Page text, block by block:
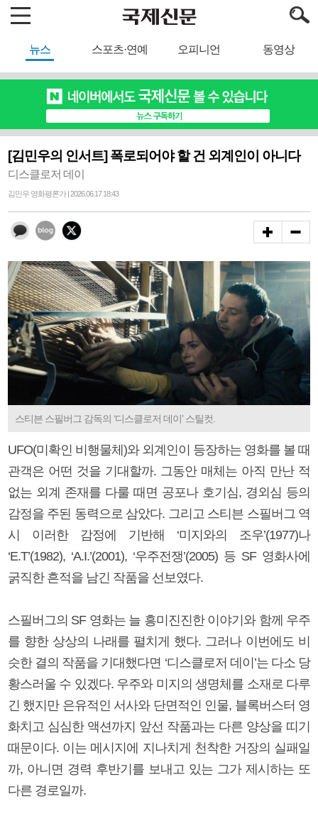
뉴스 스포츠·연예 오피니언 동영상
[김민우의 인서트] 폭로되어야 할 건 외계인이 아니다
디스클로저 데이
김민우 영화평론가 | 2026.06.17 18:43
스티븐 스필버그 감독의 ‘디스클로저 데이’ 스틸컷.
UFO(미확인 비행물체)와 외계인이 등장하는 영화를 볼 때
관객은 어떤 것을 기대할까. 그동안 매체는 아직 만난 적
없는 외계 존재를 다룰 때면 공포나 호기심, 경외심 등의
감정을 주된 동력으로 삼았다. 그리고 스티븐 스필버그 역
시 이러한 감정에 기반해 ‘미지와의 조우’(1977)나
‘E.T’(1982), ‘A.I.’(2001), ‘우주전쟁’(2005) 등 SF 영화사에
굵직한 흔적을 남긴 작품을 선보였다.
스필버그의 SF 영화는 늘 흥미진진한 이야기와 함께 우주
를 향한 상상의 나래를 펼치게 했다. 그러나 이번에도 비
슷한 결의 작품을 기대했다면 ‘디스클로저 데이’는 다소 당
황스러울 수 있겠다. 우주와 미지의 생명체를 소재로 다루
긴 했지만 은유적인 서사와 단면적인 인물, 블록버스터 영
화치고 심심한 액션까지 앞선 작품과는 다른 양상을 띠기
때문이다. 이는 메시지에 지나치게 천착한 거장의 실패일
까, 아니면 경력 후반기를 보내고 있는 그가 제시하는 또
다른 경로일까.